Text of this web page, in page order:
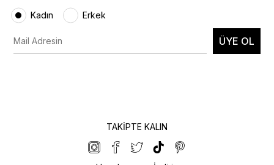
Kadın Erkek
ÜYE OL
TAKİPTE KALIN